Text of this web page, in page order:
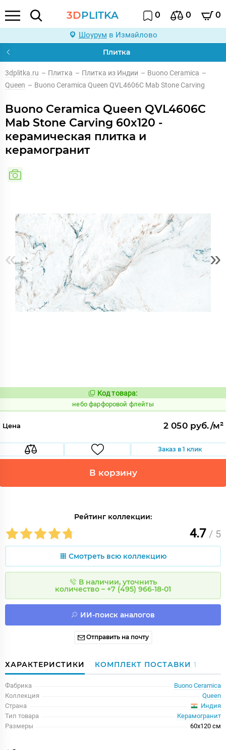
3DPLITKA 0 0 0
Шоурум в Измайлово
Плитка
3dplitka.ru – Плитка – Плитка из Индии – Buono Ceramica –
Queen – Buono Ceramica Queen QVL4606C Mab Stone Carving
Buono Ceramica Queen QVL4606C
Mab Stone Carving 60x120 -
керамическая плитка и
керамогранит
« »
Код:
1123366
Код товара:
небо фарфоровой флейты
Цена 2 050 руб./м²
Заказ в 1 клик
В корзину
Рейтинг коллекции:
4.7 / 5
Смотреть всю коллекцию
В наличии, уточнить
количество – +7 (495) 966-18-01
ИИ-поиск аналогов
Отправить на почту
ХАРАКТЕРИСТИКИ КОМПЛЕКТ ПОСТАВКИ 1
Фабрика
Buono Ceramica
Коллекция
Queen
Страна
Индия
Тип товара
Керамогранит
Размеры
60x120 см